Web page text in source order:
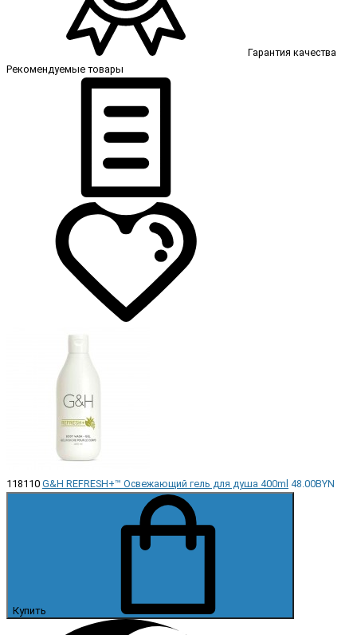
Гарантия качества
Рекомендуемые товары
118110 G&H REFRESH+™ Освежающий гель для душа 400ml 48.00BYN
Купить